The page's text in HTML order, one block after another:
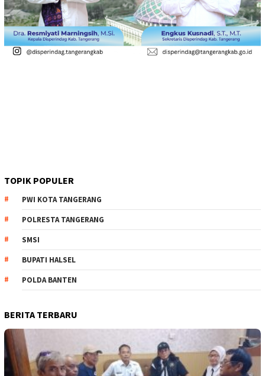
TOPIK POPULER
PWI KOTA TANGERANG
POLRESTA TANGERANG
SMSI
BUPATI HALSEL
POLDA BANTEN
BERITA TERBARU